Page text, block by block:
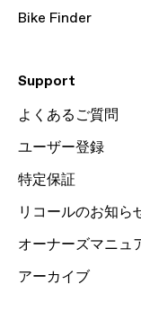
Bike Finder
Support
よくあるご質問
ユーザー登録
特定保証
リコールのお知ら
オーナーズマニュ
アーカイブ